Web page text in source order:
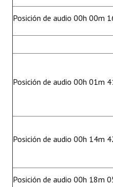
Reconocimientos - Registro
Posición de audio 00h 00m
Posición de audio 00h 01m
Posición de audio 00h 14m
Posición de audio 00h 18m